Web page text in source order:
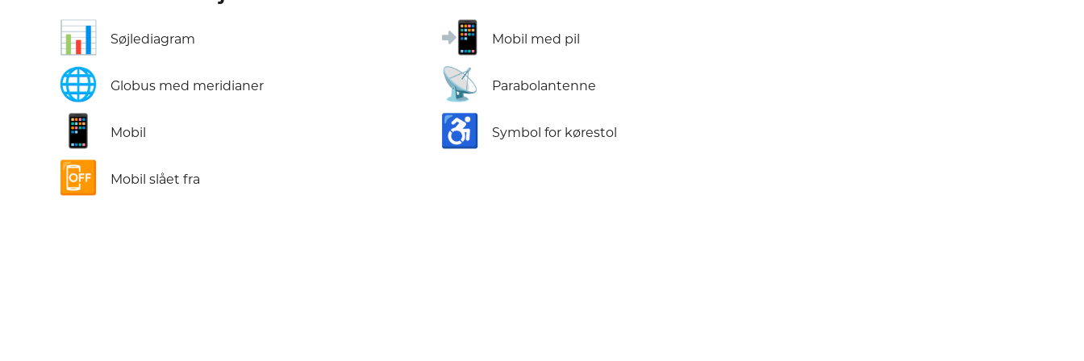
📊 Søjlediagram
🌐 Globus med meridianer
📱 Mobil
📴 Mobil slået fra
📲 Mobil med pil
📡 Parabolantenne
♿ Symbol for kørestol